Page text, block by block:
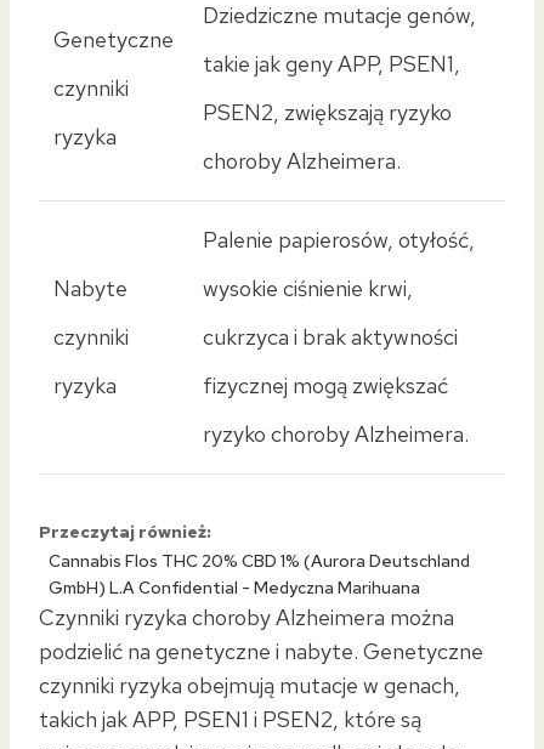
Genetyczne
czynniki
ryzyka
Dziedziczne mutacje genów,
takie jak geny APP, PSEN1,
PSEN2, zwiększają ryzyko
choroby Alzheimera.
Nabyte
czynniki
ryzyka
Palenie papierosów, otyłość,
wysokie ciśnienie krwi,
cukrzyca i brak aktywności
fizycznej mogą zwiększać
ryzyko choroby Alzheimera.
Przeczytaj również:
Cannabis Flos THC 20% CBD 1% (Aurora Deutschland
GmbH) L.A Confidential - Medyczna Marihuana
Czynniki ryzyka choroby Alzheimera można
podzielić na genetyczne i nabyte. Genetyczne
czynniki ryzyka obejmują mutacje w genach,
takich jak APP, PSEN1 i PSEN2, które są